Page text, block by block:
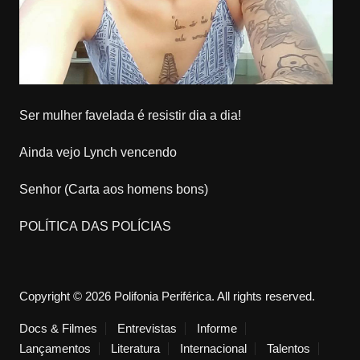
Ser mulher favelada é resistir dia a dia!
Ainda vejo Lynch vencendo
Senhor (Carta aos homens bons)
POLÍTICA DAS POLÍCIAS
Copyright © 2026 Polifonia Periférica. All rights reserved.
Docs & Filmes Entrevistas
Informe
Lançamentos
Literatura Internacional Talentos